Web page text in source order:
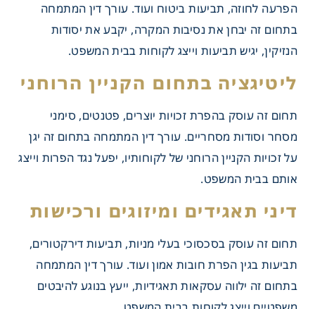
התמחות עיקריים
הפרעה לחוזה, תביעות ביטוח ועוד. עורך דין המתמחה
בתחום זה יבחן את נסיבות המקרה, יקבע את יסודות
הנזיקין, יגיש תביעות וייצג לקוחות בבית המשפט.
ליטיגציה בתחום הקניין הרוחני
תחום זה עוסק בהפרת זכויות יוצרים, פטנטים, סימני
מסחר וסודות מסחריים. עורך דין המתמחה בתחום זה יגן
על זכויות הקניין הרוחני של לקוחותיו, יפעל נגד הפרות וייצג
אותם בבית המשפט.
דיני תאגידים ומיזוגים ורכישות
תחום זה עוסק בסכסוכי בעלי מניות, תביעות דירקטורים,
תביעות בגין הפרת חובות אמון ועוד. עורך דין המתמחה
בתחום זה ילווה עסקאות תאגידיות, ייעץ בנוגע להיבטים